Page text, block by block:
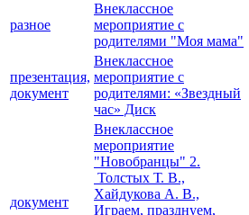
разное
Внеклассное
мероприятие с
родителями "Моя мама"
презентация,
документ
Внеклассное
мероприятие с
родителями: «Звездный
час» Диск
документ
Внеклассное
мероприятие
"Новобранцы" 2.
Толстых Т. В.,
Хайдукова А. В.,
Играем, празднуем,